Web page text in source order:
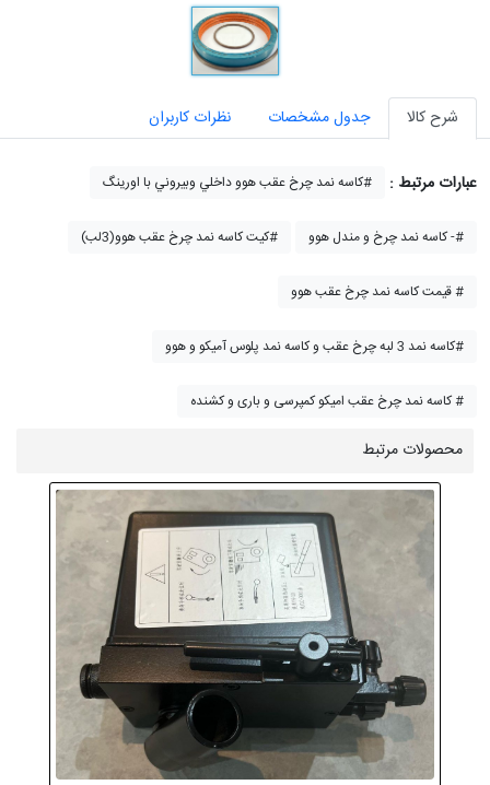
شرح کالا جدول مشخصات نظرات کاربران
عبارات مرتبط : کاسه نمد چرخ عقب هوو داخلي وبيروني با اورینگ#
کاسه نمد چرخ و مندل هوو -# کیت کاسه نمد چرخ عقب هوو(3لب)#
قیمت کاسه نمد چرخ عقب هوو #
کاسه نمد 3 لبه چرخ عقب و کاسه نمد پلوس آمیکو و هوو#
کاسه نمد چرخ عقب امیکو کمپرسی و باری و کشنده #
محصولات مرتبط